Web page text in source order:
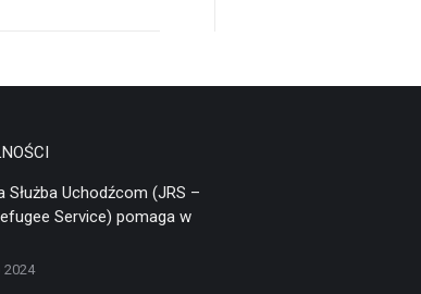
Służba Uchodźcom (JRS –
Service) pomaga w
2024